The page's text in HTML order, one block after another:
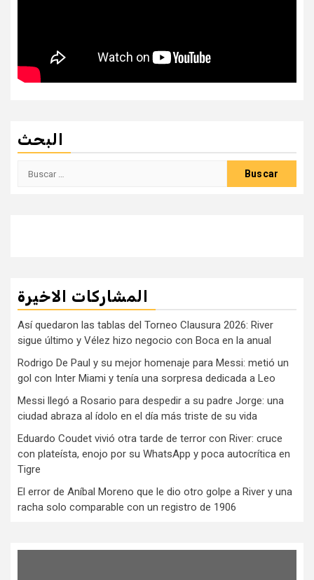
البحث
Buscar:
المشاركات الاخيرة
Así quedaron las tablas del Torneo Clausura 2026: River
sigue último y Vélez hizo negocio con Boca en la anual
Rodrigo De Paul y su mejor homenaje para Messi: metió un
gol con Inter Miami y tenía una sorpresa dedicada a Leo
Messi llegó a Rosario para despedir a su padre Jorge: una
ciudad abraza al ídolo en el día más triste de su vida
Eduardo Coudet vivió otra tarde de terror con River: cruce
con plateísta, enojo por su WhatsApp y poca autocrítica en
Tigre
El error de Aníbal Moreno que le dio otro golpe a River y una
racha solo comparable con un registro de 1906